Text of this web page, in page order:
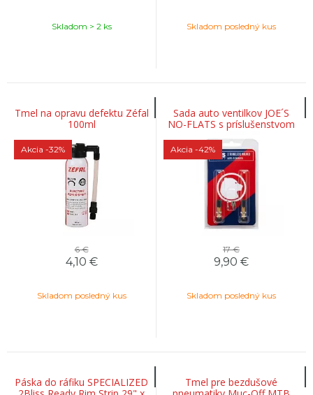
Skladom > 2 ks Skladom posledný kus
Tmel na opravu defektu Zéfal
100ml
Akcia -32%
6 €
4,10 €
Skladom posledný kus
Sada auto ventilkov JOE´S
NO-FLATS s príslušenstvom
Akcia -42%
17 €
9,90 €
Skladom posledný kus
Páska do ráfiku SPECIALIZED
Tmel pre bezdušové